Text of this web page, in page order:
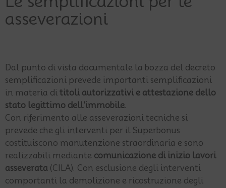
asseverazioni
Dal punto di vista documentale la bozza del decreto
semplificazioni prevede importanti semplificazioni
in materia di titoli autorizzativi e attestazione dello
stato legittimo dell’immobile.
Con riferimento alle asseverazioni tecniche si
prevede che gli interventi per il Superbonus
costituiscono manutenzione straordinaria e sono
realizzabili mediante comunicazione di inizio lavori
asseverata (CILA). Con esclusione degli interventi
comportanti la demolizione e ricostruzione degli